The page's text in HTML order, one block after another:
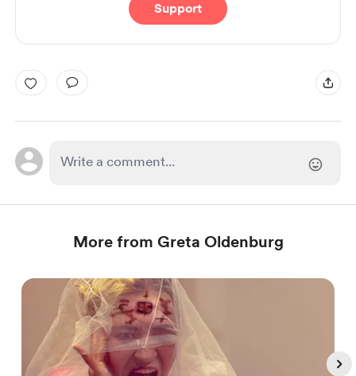
Support
More from Greta Oldenburg